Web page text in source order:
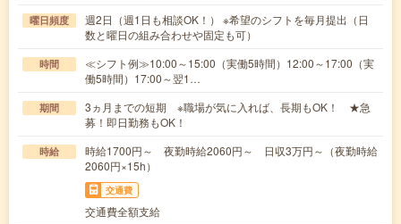
曜日頻度
週2日（週1日も相談OK！） ※希望のシフトを毎月提出（日
数と曜日の組み合わせや固定も可）
時間
≪シフト例≫10:00～15:00（実働5時間）12:00～17:00（実
働5時間）17:00～翌1…
期間
3ヵ月までの短期 ※職場が気に入れば、長期もOK！ ★急
募！即日勤務もOK！
時給
時給1700円～ 夜勤時給2060円～ 日収3万円～（夜勤時給
2060円×15h）
交通費
交通費全額支給